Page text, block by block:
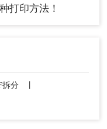
打印方法！
拆分